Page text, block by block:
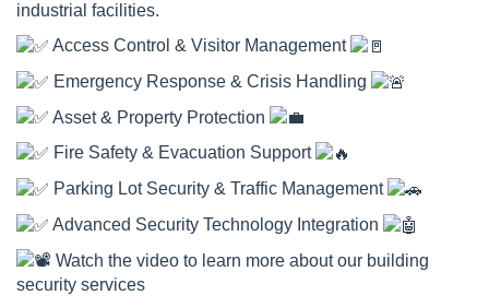
industrial facilities.
Access Control & Visitor Management
Emergency Response & Crisis Handling
Asset & Property Protection
Fire Safety & Evacuation Support
Parking Lot Security & Traffic Management
Advanced Security Technology Integration
Watch the video to learn more about our building
security services